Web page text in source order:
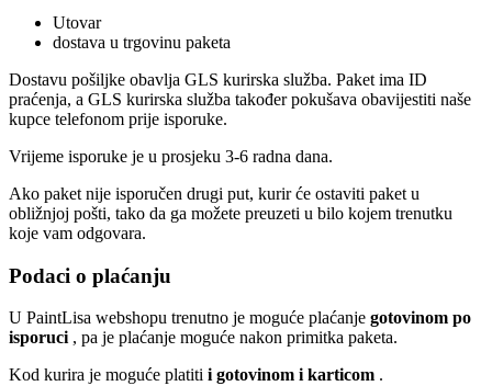
Utovar
dostava u trgovinu paketa
Dostavu pošiljke obavlja GLS kurirska služba. Paket ima ID
praćenja, a GLS kurirska služba također pokušava obavijestiti naše
kupce telefonom prije isporuke.
Vrijeme isporuke je u prosjeku 3-6 radna dana.
Ako paket nije isporučen drugi put, kurir će ostaviti paket u
obližnjoj pošti, tako da ga možete preuzeti u bilo kojem trenutku
koje vam odgovara.
Podaci o plaćanju
U PaintLisa webshopu trenutno je moguće plaćanje gotovinom po
isporuci , pa je plaćanje moguće nakon primitka paketa.
Kod kurira je moguće platiti i gotovinom i karticom .